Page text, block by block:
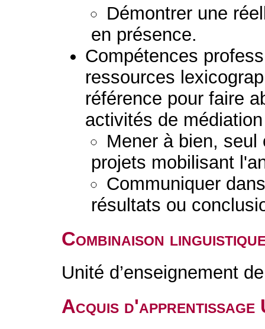
Démontrer une
en présence.
Compétences
ressources
référence pour faire
activités de
Mener à bien,
projets mobilisant
Communiquer
résultats ou
Combinaison
Unité d’enseignement
Acquis d'apprentissage